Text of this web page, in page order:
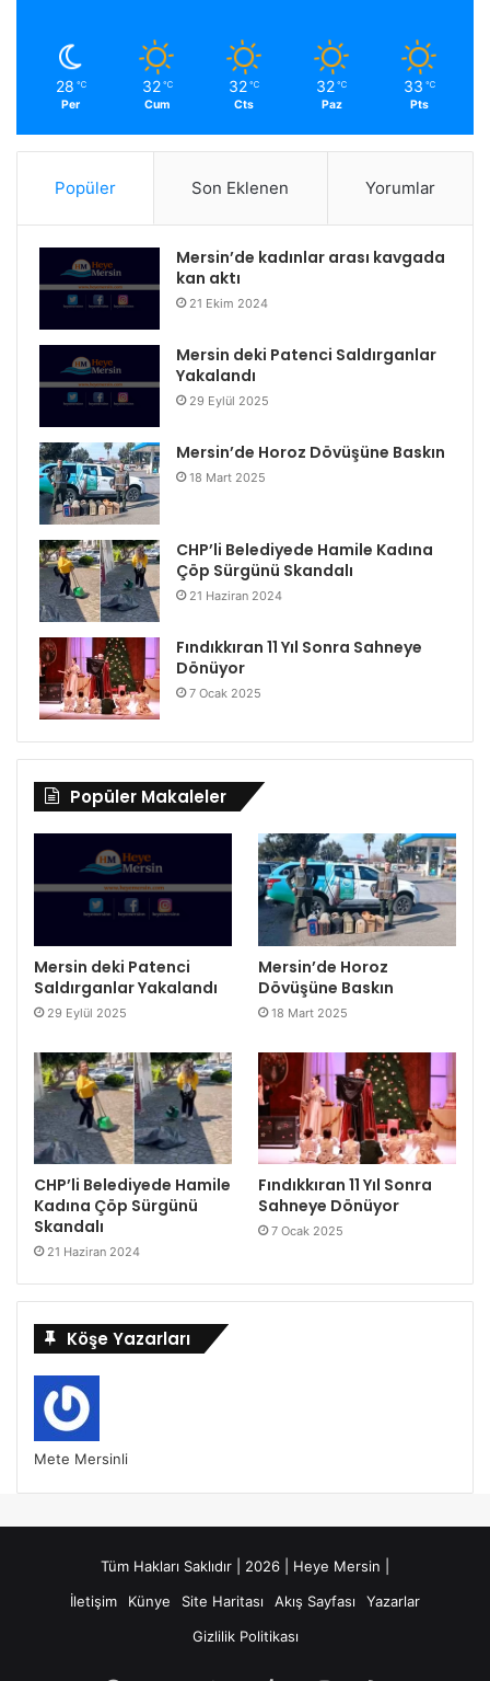
28 ℃
Per
32 ℃
Cum
32 ℃
Cts
32 ℃
Paz
33 ℃
Pts
Popüler Son Eklenen Yorumlar
Mersin’de kadınlar arası kavgada
kan aktı
21 Ekim 2024
Mersin deki Patenci Saldırganlar
Yakalandı
29 Eylül 2025
Mersin’de Horoz Dövüşüne Baskın
18 Mart 2025
CHP’li Belediyede Hamile Kadına
Çöp Sürgünü Skandalı
21 Haziran 2024
Fındıkkıran 11 Yıl Sonra Sahneye
Dönüyor
7 Ocak 2025
Popüler Makaleler
Mersin deki Patenci
Saldırganlar Yakalandı
29 Eylül 2025
Mersin’de Horoz
Dövüşüne Baskın
18 Mart 2025
CHP’li Belediyede Hamile
Kadına Çöp Sürgünü
Skandalı
21 Haziran 2024
Fındıkkıran 11 Yıl Sonra
Sahneye Dönüyor
7 Ocak 2025
Köşe Yazarları
Mete Mersinli
Tüm Hakları Saklıdır | 2026 | Heye Mersin |
İletişim
Künye Site Haritası Akış Sayfası
Yazarlar
Gizlilik Politikası